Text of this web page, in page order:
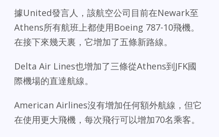
據United發言人，該航空公司目前在Newark至
Athens所有航班上都使用Boeing 787-10飛機。
在接下來幾天裏，它增加了五條新路線。
Delta Air Lines也增加了三條從Athens到JFK國
際機場的直達航線。
American Airlines沒有增加任何額外航線，但它
在使用更大飛機，每次飛行可以增加70名乘客。